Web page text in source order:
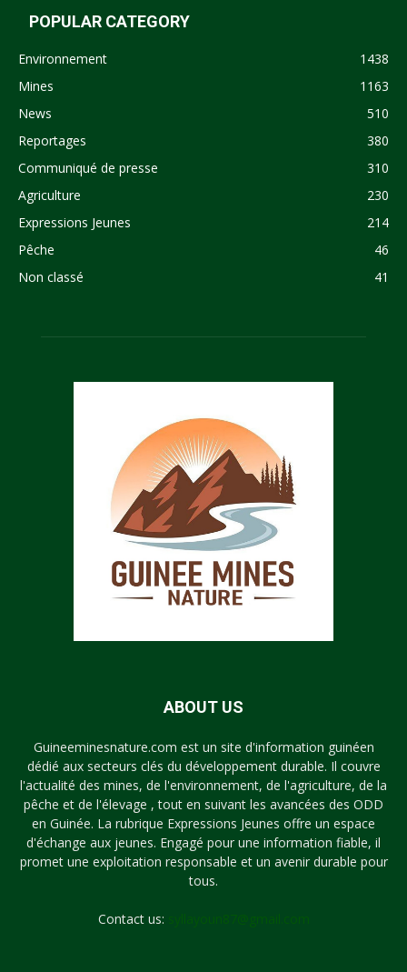
POPULAR CATEGORY
Environnement
1438
Mines
1163
News
510
Reportages
380
Communiqué de presse
310
Agriculture
230
Expressions Jeunes
214
Pêche
46
Non classé
41
ABOUT US
Guineeminesnature.com est un site d'information guinéen
dédié aux secteurs clés du développement durable. Il couvre
l'actualité des mines, de l'environnement, de l'agriculture, de la
pêche et de l'élevage , tout en suivant les avancées des ODD
en Guinée. La rubrique Expressions Jeunes offre un espace
d'échange aux jeunes. Engagé pour une information fiable, il
promet une exploitation responsable et un avenir durable pour
tous.
Contact us: